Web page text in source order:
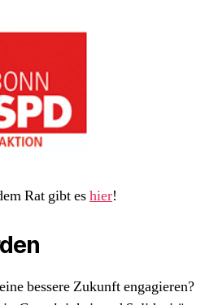
Rat gibt eshier!
bessere Zukunft engagieren?